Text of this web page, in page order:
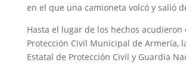
en el que una camioneta volcó y salió
Hasta el lugar de los hechos acudieron
Protección Civil Municipal de Armería,
Estatal de Protección Civil y Guardia